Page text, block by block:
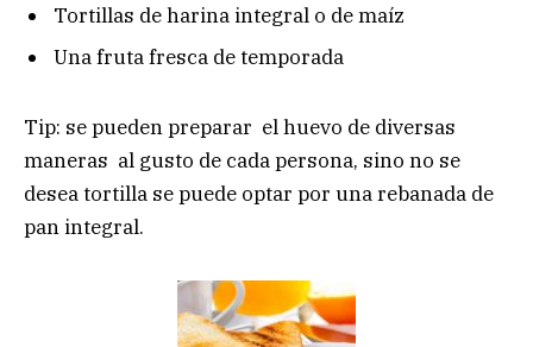
Tortillas de harina integral o de maíz
Una fruta fresca de temporada
Tip: se pueden preparar el huevo de diversas
maneras al gusto de cada persona, sino no se
desea tortilla se puede optar por una rebanada de
pan integral.